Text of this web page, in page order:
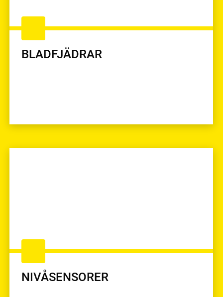
BLADFJÄDRAR
NIVÅSENSORER